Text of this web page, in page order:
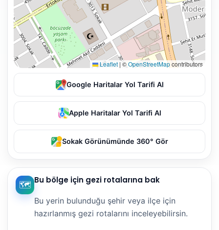
Leaflet |©OpenStreetMapcontributors
Google Haritalar Yol Tarifi Al
Apple Haritalar Yol Tarifi Al
Sokak Görünümünde 360° Gör
🗺️ Bu bölge için gezi rotalarına bak
Bu yerin bulunduğu şehir veya ilçe için
hazırlanmış gezi rotalarını inceleyebilirsin.